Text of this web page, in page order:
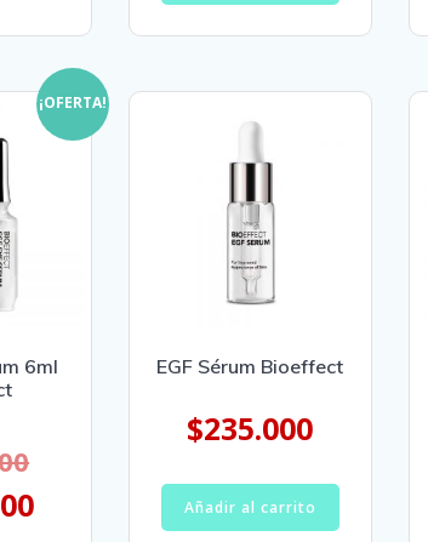
¡OFERTA!
6ml
EGF Sérum Bioeffect
$235.000
Añadir al carrito